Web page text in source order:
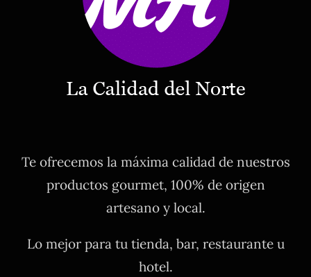
Te ofrecemos la máxima calidad de nuestros
productos gourmet, 100% de origen
artesano y local.
Lo mejor para tu tienda, bar, restaurante u
hotel.